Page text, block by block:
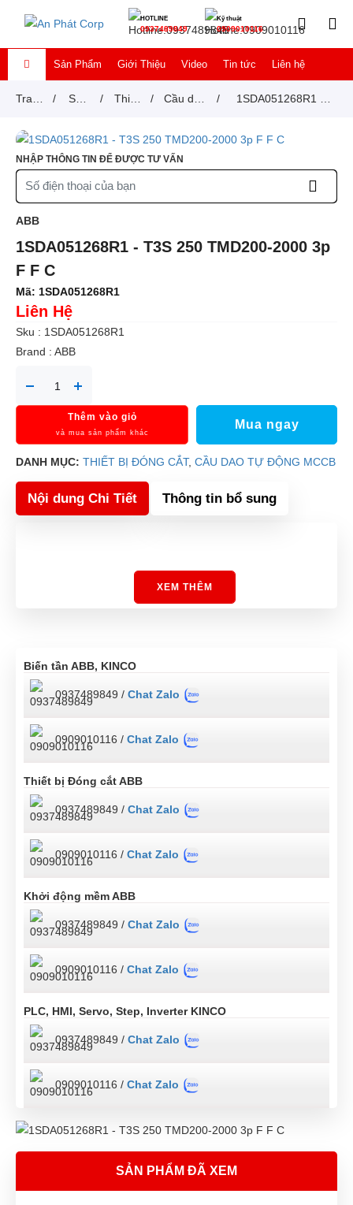
HOTLINE
0937489849
Kỹ thuật
0909010116
Sản Phẩm Giới Thiệu Video Tin tức Liên hệ
Trang
chủ
/ Sản / Thiết
đóng
cắt
/ Cầu dao
MCCB
/ 1SDA051268R1 -
NHẬP THÔNG TIN ĐỂ ĐƯỢC TƯ VẤN
ABB
1SDA051268R1 - T3S 250 TMD200-2000 3p
F F C
Mã: 1SDA051268R1
Liên Hệ
Sku : 1SDA051268R1
Brand : ABB
Thêm vào giỏ
và mua sản phẩm khác
Mua ngay
DANH MỤC: THIẾT BỊ ĐÓNG CẮT, CẦU DAO TỰ ĐỘNG MCCB
Nội dung Chi Tiết Thông tin bổ sung
XEM THÊM
Biến tần ABB, KINCO
0937489849 / Chat Zalo
0909010116 / Chat Zalo
Thiết bị Đóng cắt ABB
0937489849 / Chat Zalo
0909010116 / Chat Zalo
Khởi động mềm ABB
0937489849 / Chat Zalo
0909010116 / Chat Zalo
PLC, HMI, Servo, Step, Inverter KINCO
0937489849 / Chat Zalo
0909010116 / Chat Zalo
SẢN PHẨM ĐÃ XEM